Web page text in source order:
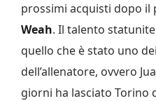
prossimi acquisti dopo
Weah. Il talento
quello che è stato uno
dell’allenatore, ovvero
giorni ha lasciato Torino